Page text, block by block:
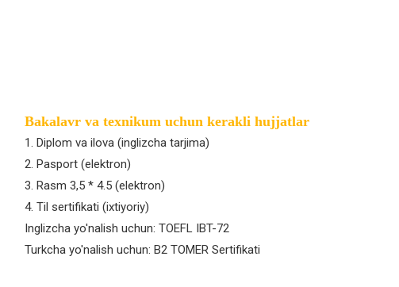
Bakalavr va texnikum uchun kerakli hujjatlar
1. Diplom va ilova (inglizcha tarjima)
2. Pasport (elektron)
3. Rasm 3,5 * 4.5 (elektron)
4. Til sertifikati (ixtiyoriy)
Inglizcha yo'nalish uchun: TOEFL IBT-72
Turkcha yo'nalish uchun: B2 TOMER Sertifikati